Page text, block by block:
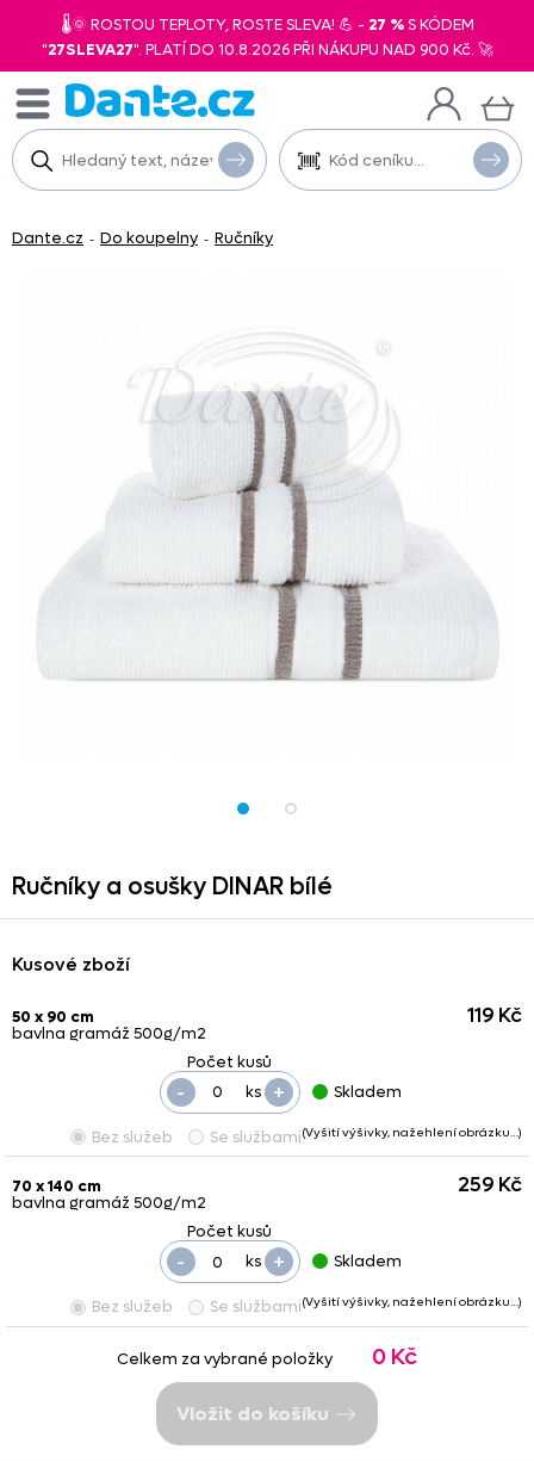
🌡️🌞 ROSTOU TEPLOTY, ROSTE SLEVA! 💪 - 27 %S KÓDEM
"27SLEVA27". PLATÍ DO 10.8.2026 PŘI NÁKUPU NAD 900 Kč. 🚀
Dante.cz - Do koupelny - Ručníky
Ručníky a osušky DINAR bílé
Kusové zboží
50 x 90 cm
bavlna gramáž 500g/m2
ks +
-
119 Kč
Skladem
Bez služeb Se službami(Vyšití výšivky, nažehlení obrázku…)
70 x 140 cm
bavlna gramáž 500g/m2
ks +
-
259 Kč
Skladem
Bez služeb Se službami(Vyšití výšivky, nažehlení obrázku…)
Celkem za vybrané položky 0 Kč
Vložit do košíku